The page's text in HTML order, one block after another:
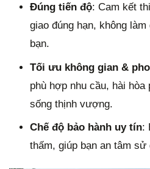
Đúng tiến độ: Cam kết
giao đúng hạn, không
bạn.
Tối ưu không gian &
phù hợp nhu cầu, hài hòa
sống thịnh vượng.
Chế độ bảo hành uy tín:
thấm, giúp bạn an tâm sử